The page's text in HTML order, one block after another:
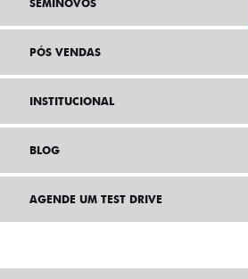
SEMINOVOS
PÓS VENDAS
INSTITUCIONAL
BLOG
AGENDE UM TEST DRIVE